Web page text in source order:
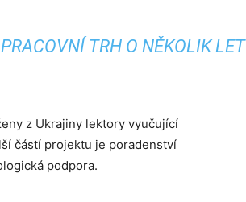
TRH O NĚKOLIK LET
z Ukrajiny lektory vyučující
částí projektu je poradenství
podpora.